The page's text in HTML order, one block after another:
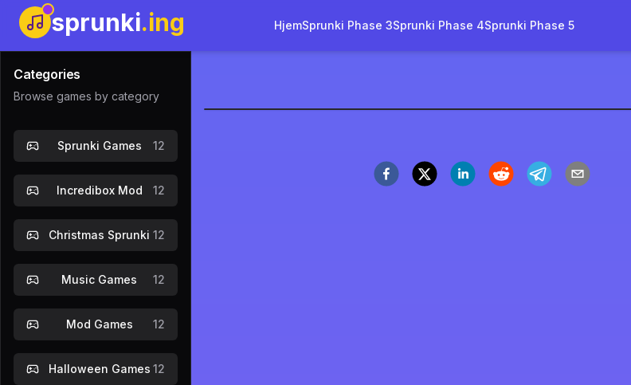
sprunki.ing HjemSprunki Phase 3Sprunki Phase 4Sprunki Phase 5
Categories
Browse games by category
Sprunki Games 12
Incredibox Mod 12
Christmas Sprunki 12
Music Games 12
Mod Games 12
Halloween Games 12